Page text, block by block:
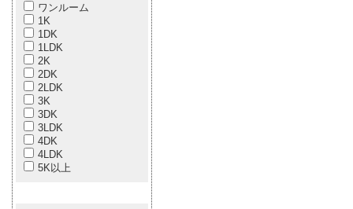
ワンルーム
1K
1DK
1LDK
2K
2DK
2LDK
3K
3DK
3LDK
4DK
4LDK
5K以上